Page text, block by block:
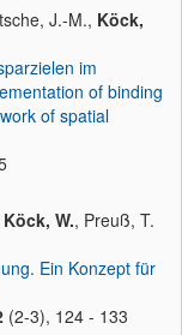
J.-M., Köck,
im
of binding
of spatial
Köck, W., Preuß, T.
Ein Konzept für
(2-3), 124 - 133